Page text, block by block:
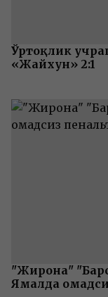
Ўртоқлик
«Жайхун» 2:1
"Жирона"
Ямалда